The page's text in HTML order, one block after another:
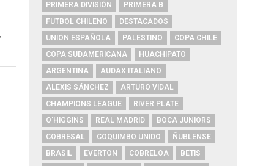
PRIMERA DIVISIÓN
PRIMERA B
FUTBOL CHILENO
DESTACADOS
UNIÓN ESPAÑOLA
PALESTINO
COPA CHILE
COPA SUDAMERICANA
HUACHIPATO
ARGENTINA
AUDAX ITALIANO
ALEXIS SÁNCHEZ
ARTURO VIDAL
CHAMPIONS LEAGUE
RIVER PLATE
O'HIGGINS
REAL MADRID
BOCA JUNIORS
COBRESAL
COQUIMBO UNIDO
ÑUBLENSE
BRASIL
EVERTON COBRELOA
BETIS